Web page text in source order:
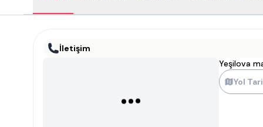
İletişim
Yeşilova
Yol